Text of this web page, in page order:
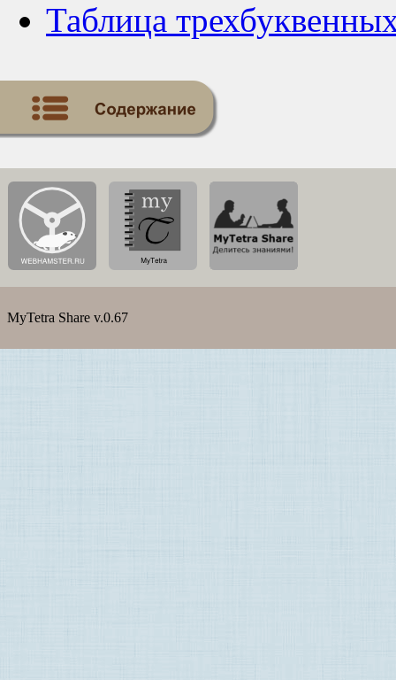
Таблица
MyTetra Share v.0.67